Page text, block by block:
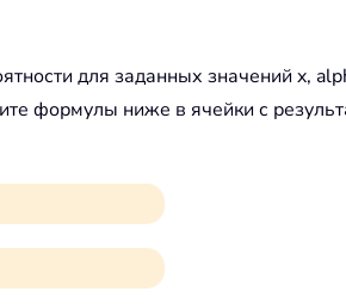
для заданных значений x,
формулы ниже в ячейки с